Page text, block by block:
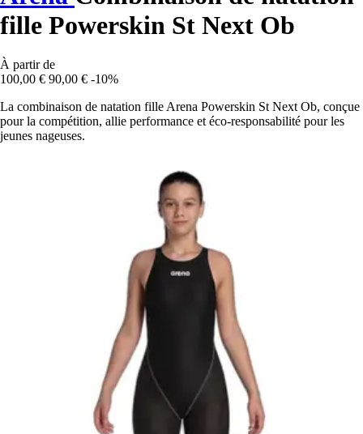
fille Powerskin St Next Ob
À partir de
100,00 € 90,00 € -10%
La combinaison de natation fille Arena Powerskin St Next Ob, conçue
pour la compétition, allie performance et éco-responsabilité pour les
jeunes nageuses.